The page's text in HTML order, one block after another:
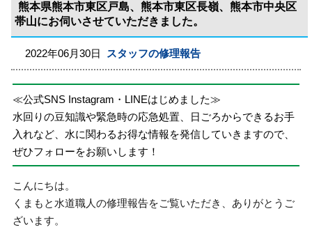
熊本県熊本市東区戸島、熊本市東区長嶺、熊本市中央区
帯山にお伺いさせていただきました。
2022年06月30日 スタッフの修理報告
≪公式SNS Instagram・LINEはじめました≫
水回りの豆知識や緊急時の応急処置、日ごろからできるお手
入れなど、水に関わるお得な情報を発信していきますので、
ぜひフォローをお願いします！
こんにちは。
くまもと水道職人の修理報告をご覧いただき、ありがとうご
ざいます。